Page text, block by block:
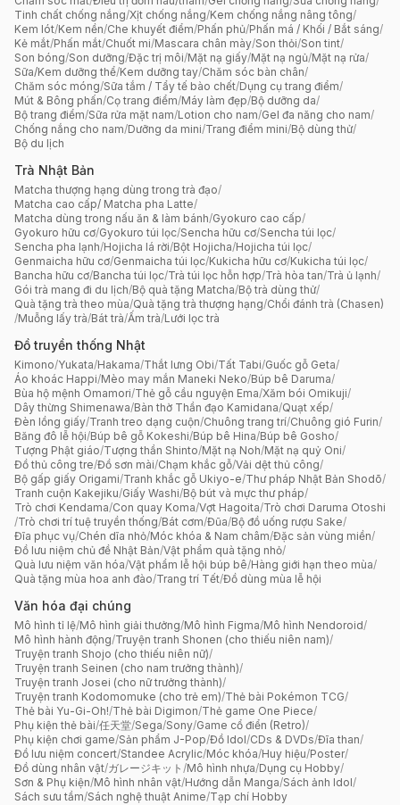
Tinh chất chống nắng/Xịt chống nắng/Kem chống nắng nâng tông/
Kem lót/Kem nền/Che khuyết điểm/Phấn phủ/Phấn má / Khối / Bắt sáng/
Kẻ mắt/Phấn mắt/Chuốt mi/Mascara chân mày/Son thỏi/Son tint/
Son bóng/Son dưỡng/Đặc trị môi/Mặt nạ giấy/Mặt nạ ngủ/Mặt nạ rửa/
Sữa/Kem dưỡng thể/Kem dưỡng tay/Chăm sóc bàn chân/
Chăm sóc móng/Sữa tắm / Tẩy tế bào chết/Dụng cụ trang điểm/
Mút & Bông phấn/Cọ trang điểm/Máy làm đẹp/Bộ dưỡng da/
Bộ trang điểm/Sữa rửa mặt nam/Lotion cho nam/Gel đa năng cho nam/
Chống nắng cho nam/Dưỡng da mini/Trang điểm mini/Bộ dùng thử/
Bộ du lịch
Trà Nhật Bản
Matcha thượng hạng dùng trong trà đạo/
Matcha cao cấp/ Matcha pha Latte/
Matcha dùng trong nấu ăn & làm bánh/Gyokuro cao cấp/
Gyokuro hữu cơ/Gyokuro túi lọc/Sencha hữu cơ/Sencha túi lọc/
Sencha pha lạnh/Hojicha lá rời/Bột Hojicha/Hojicha túi lọc/
Genmaicha hữu cơ/Genmaicha túi lọc/Kukicha hữu cơ/Kukicha túi lọc/
Bancha hữu cơ/Bancha túi lọc/Trà túi lọc hỗn hợp/Trà hòa tan/Trà ủ lạnh/
Gói trà mang đi du lịch/Bộ quà tặng Matcha/Bộ trà dùng thử/
Quà tặng trà theo mùa/Quà tặng trà thượng hạng/Chổi đánh trà (Chasen)
/Muỗng lấy trà/Bát trà/Ấm trà/Lưới lọc trà
Đồ truyền thống Nhật
Kimono/Yukata/Hakama/Thắt lưng Obi/Tất Tabi/Guốc gỗ Geta/
Áo khoác Happi/Mèo may mắn Maneki Neko/Búp bê Daruma/
Bùa hộ mệnh Omamori/Thẻ gỗ cầu nguyện Ema/Xăm bói Omikuji/
Dây thừng Shimenawa/Bàn thờ Thần đạo Kamidana/Quạt xếp/
Đèn lồng giấy/Tranh treo dạng cuộn/Chuông trang trí/Chuông gió Furin/
Băng đô lễ hội/Búp bê gỗ Kokeshi/Búp bê Hina/Búp bê Gosho/
Tượng Phật giáo/Tượng thần Shinto/Mặt nạ Noh/Mặt nạ quỷ Oni/
Đồ thủ công tre/Đồ sơn mài/Chạm khắc gỗ/Vải dệt thủ công/
Bộ gấp giấy Origami/Tranh khắc gỗ Ukiyo-e/Thư pháp Nhật Bản Shodō/
Tranh cuộn Kakejiku/Giấy Washi/Bộ bút và mực thư pháp/
Trò chơi Kendama/Con quay Koma/Vợt Hagoita/Trò chơi Daruma Otoshi
/Trò chơi trí tuệ truyền thống/Bát cơm/Đũa/Bộ đồ uống rượu Sake/
Đĩa phục vụ/Chén dĩa nhỏ/Móc khóa & Nam châm/Đặc sản vùng miền/
Đồ lưu niệm chủ đề Nhật Bản/Vật phẩm quà tặng nhỏ/
Quà lưu niệm văn hóa/Vật phẩm lễ hội búp bê/Hàng giới hạn theo mùa/
Quà tặng mùa hoa anh đào/Trang trí Tết/Đồ dùng mùa lễ hội
Văn hóa đại chúng
Mô hình tỉ lệ/Mô hình giải thưởng/Mô hình Figma/Mô hình Nendoroid/
Mô hình hành động/Truyện tranh Shonen (cho thiếu niên nam)/
Truyện tranh Shojo (cho thiếu niên nữ)/
Truyện tranh Seinen (cho nam trưởng thành)/
Truyện tranh Josei (cho nữ trưởng thành)/
Truyện tranh Kodomomuke (cho trẻ em)/Thẻ bài Pokémon TCG/
Thẻ bài Yu-Gi-Oh!/Thẻ bài Digimon/Thẻ game One Piece/
Phụ kiện thẻ bài/任天堂/Sega/Sony/Game cổ điển (Retro)/
Phụ kiện chơi game/Sản phẩm J-Pop/Đồ Idol/CDs & DVDs/Đĩa than/
Đồ lưu niệm concert/Standee Acrylic/Móc khóa/Huy hiệu/Poster/
Đồ dùng nhân vật/ガレージキット /Mô hình nhựa/Dụng cụ Hobby/
Sơn & Phụ kiện/Mô hình nhân vật/Hướng dẫn Manga/Sách ảnh Idol/
Sách sưu tầm/Sách nghệ thuật Anime/Tạp chí Hobby